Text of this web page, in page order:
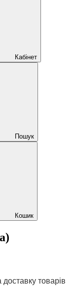
Кабінет
Пошук
Кошик
товарів